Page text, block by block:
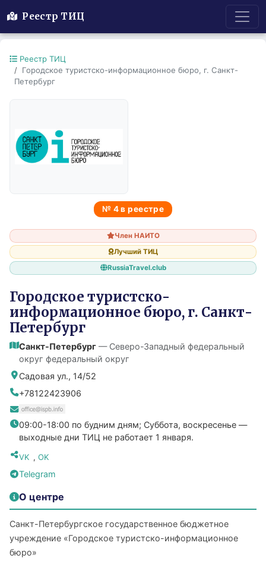
Реестр ТИЦ
Реестр ТИЦ
Городское туристско-информационное бюро, г. Санкт-
Петербург
№ 4 в реестре
Член НАИТО
Лучший ТИЦ
RussiaTravel.club
Городское туристско-
информационное бюро, г. Санкт-
Петербург
Санкт-Петербург — Северо-Западный федеральный
округ федеральный округ
Садовая ул., 14/52
+78122423906
09:00-18:00 по будним дням; Суббота, воскресенье —
выходные дни ТИЦ не работает 1 января.
VK , OK
Telegram
О центре
Санкт-Петербургское государственное бюджетное
учреждение «Городское туристско-информационное
бюро»